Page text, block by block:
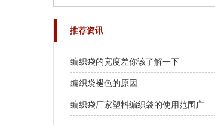
推荐资讯
编织袋的宽度差你该了解一下
编织袋褪色的原因
编织袋厂家塑料编织袋的使用范围广